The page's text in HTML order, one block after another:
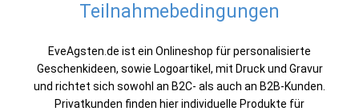
Teilnahmebedingungen
EveAgsten.de ist ein Onlineshop für personalisierte
Geschenkideen, sowie Logoartikel, mit Druck und Gravur
und richtet sich sowohl an B2C- als auch an B2B-Kunden.
Privatkunden finden hier individuelle Produkte für